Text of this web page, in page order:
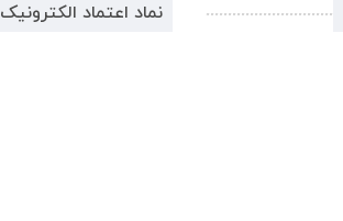
نماد اعتماد الکترونیک